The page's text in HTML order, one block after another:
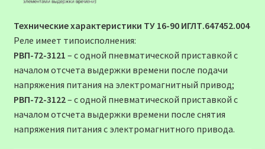
Технические характеристики ТУ 16-90 ИГЛТ.647452.004
Реле имеет типоисполнения:
РВП-72-3121 – с одной пневматической приставкой с
началом отсчета выдержки времени после подачи
напряжения питания на электромагнитный привод;
РВП-72-3122– с одной пневматической приставкой с
началом отсчета выдержки времени после снятия
напряжения питания с электромагнитного привода.